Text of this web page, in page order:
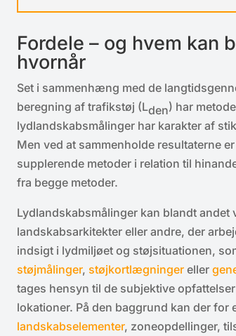
Fordele – og hvem kan
hvornår
Set i sammenhæng med de
beregning af trafikstøj (Lden) har
lydlandskabsmålinger har karakter af
Men ved at sammenholde resultaterne
supplerende metoder i relation til
fra begge metoder.
Lydlandskabsmålinger kan blandt andet
landskabsarkitekter eller andre, der
indsigt i lydmiljøet og støjsituationen,
støjmålinger, støjkortlægninger eller
tages hensyn til de subjektive
lokationer. På den baggrund kan der for
landskabselementer, zoneopdellinger,